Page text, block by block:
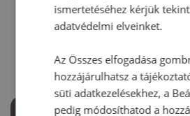
ismertetéséhez kérjük
adatvédelmi elveinket.
Az Összes elfogadása
hozzájárulhatsz a
süti adatkezelésekhez, a
pedig módosíthatod a